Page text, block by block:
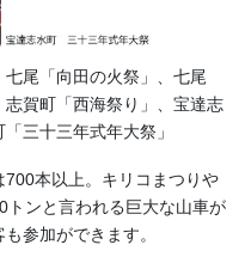
森佐
沢・森佐へお気軽にお問
に笑顔を！！
金沢市問屋町2丁目85
尾「向田の火祭」、七尾
志賀町「西海祭り」、宝達志
三十三年式年大祭」
本以上。キリコまつりや
トンと言われる巨大な山車が
参加ができます。